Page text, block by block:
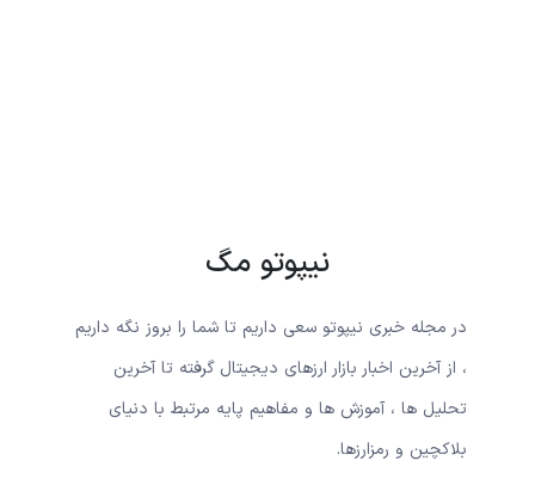
نیپوتو مگ
در مجله خبری نیپوتو سعی داریم تا شما را بروز نگه داریم
، از آخرین اخبار بازار ارزهای دیجیتال گرفته تا آخرین
تحلیل ها ، آموزش ها و مفاهیم پایه مرتبط با دنیای
بلاکچین و رمزارزها.